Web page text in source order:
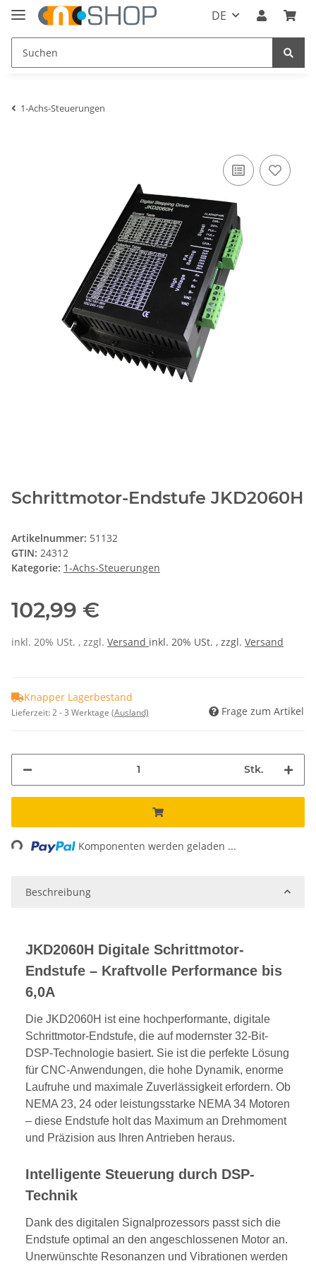
DE
1-Achs-Steuerungen
Schrittmotor-Endstufe JKD2060H
Artikelnummer: 51132
GTIN: 24312
Kategorie: 1-Achs-Steuerungen
102,99 €
inkl. 20% USt. , zzgl. Versand inkl. 20% USt. , zzgl. Versand
Knapper Lagerbestand
Lieferzeit:2 - 3 Werktage (Ausland) Frage zum Artikel
Stk.
Loading... Komponenten werden geladen ...
Beschreibung
JKD2060H Digitale Schrittmotor-
Endstufe – Kraftvolle Performance bis
6,0A
Die JKD2060H ist eine hochperformante, digitale
Schrittmotor-Endstufe, die auf modernster 32-Bit-
DSP-Technologie basiert. Sie ist die perfekte Lösung
für CNC-Anwendungen, die hohe Dynamik, enorme
Laufruhe und maximale Zuverlässigkeit erfordern. Ob
NEMA 23, 24 oder leistungsstarke NEMA 34 Motoren
– diese Endstufe holt das Maximum an Drehmoment
und Präzision aus Ihren Antrieben heraus.
Intelligente Steuerung durch DSP-
Technik
Dank des digitalen Signalprozessors passt sich die
Endstufe optimal an den angeschlossenen Motor an.
Unerwünschte Resonanzen und Vibrationen werden